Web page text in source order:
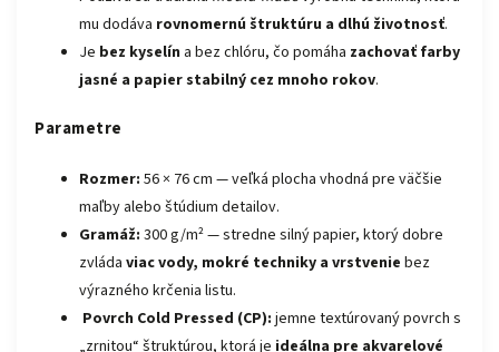
mu dodáva rovnomernú štruktúru a dlhú životnosť.
Je bez kyselín a bez chlóru, čo pomáha zachovať farby
jasné a papier stabilný cez mnoho rokov.
Parametre
Rozmer: 56 × 76 cm — veľká plocha vhodná pre väčšie
maľby alebo štúdium detailov.
Gramáž: 300 g/m² — stredne silný papier, ktorý dobre
zvláda viac vody, mokré techniky a vrstvenie bez
výrazného krčenia listu.
Povrch Cold Pressed (CP): jemne textúrovaný povrch s
„zrnitou“ štruktúrou, ktorá je ideálna pre akvarelové